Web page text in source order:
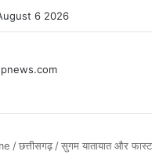
6 2026
/छत्तीसगढ़ /सुगम यातायात और